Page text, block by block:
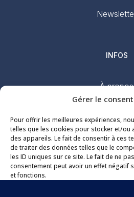
Gérer le
Pour offrir les meilleures expériences,
telles que les cookies pour stocker et/ou
des appareils. Le fait de consentir à ces
de traiter des données telles que le
les ID uniques sur ce site. Le fait de ne
consentement peut avoir un effet négatif
et fonctions.
INFOS
À propos
Mentions